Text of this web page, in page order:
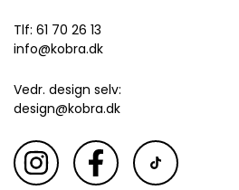
Tlf: 61 70 26 13
info@kobra.dk
Vedr. design selv:
design@kobra.dk